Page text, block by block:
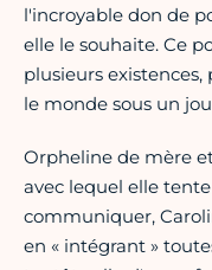
l'incroyable don de
elle le souhaite. Ce
plusieurs
le monde sous un
Orpheline de mère
avec lequel elle
communiquer,
en « intégrant »